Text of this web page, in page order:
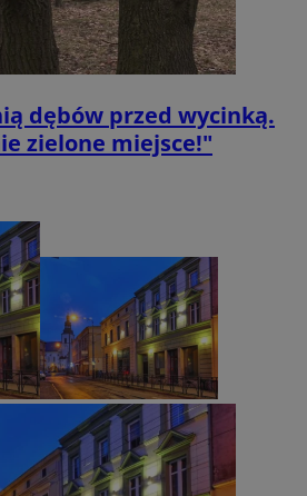
dębów przed wycinką.
zielone miejsce!"